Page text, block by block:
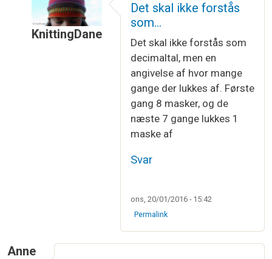
KnittingDane
Decimal ved aflukning??afLuna
Det skal ikke forstås
som…
Det skal ikke forstås som
decimaltal, men en
angivelse af hvor mange
gange der lukkes af. Første
gang 8 masker, og de
næste 7 gange lukkes 1
maske af
Svar
ons, 20/01/2016 - 15:42
Permalink
Anne